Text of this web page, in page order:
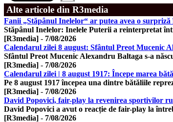
Alte articole din R3media
Fanii „Stăpânul Inelelor“ ar putea avea o
Stăpânul Inelelor: Inelele Puterii a reinterpretat
[R3media] - 7/08/2026
Calendarul zilei 8 august: Sfântul Preot Mucenic
Sfântul Preot Mucenic Alexandru Baltaga s-a
[R3media] - 7/08/2026
Calendarul zilei | 8 august 1917: Începe marea
Pe 8 august 1917 începea una dintre bătăliile
[R3media] - 7/08/2026
David Popovici, fair-play la revenirea sportivilor
David Popovici a avut o reacție de fair-play la
[R3media] - 7/08/2026